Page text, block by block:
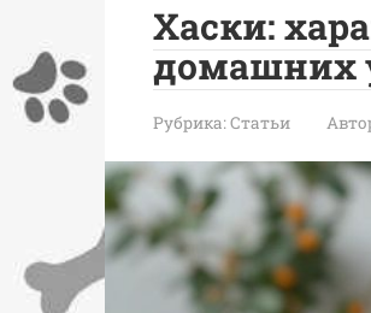
Хаски:
домашних
Рубрика:Статьи